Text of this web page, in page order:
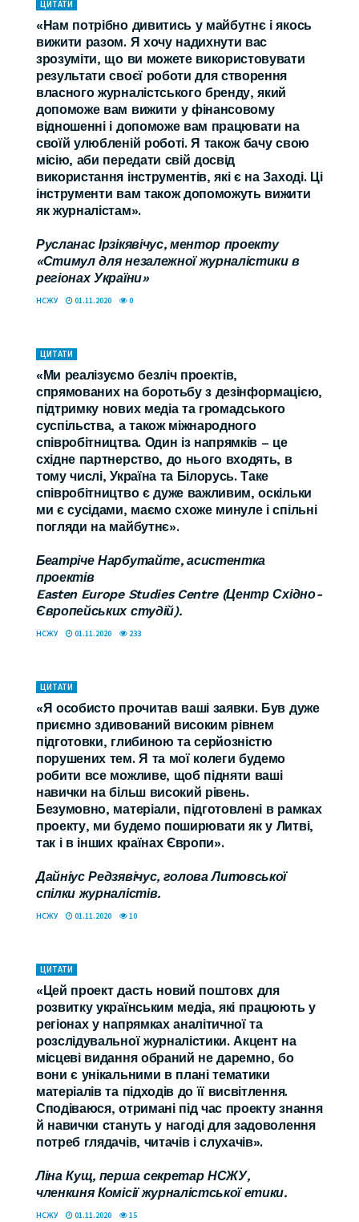
ЦИТАТИ
«Нам потрібно дивитись у майбутнє і якось
вижити разом. Я хочу надихнути вас
зрозуміти, що ви можете використовувати
результати своєї роботи для створення
власного журналістського бренду, який
допоможе вам вижити у фінансовому
відношенні і допоможе вам працювати на
своїй улюбленій роботі. Я також бачу свою
місію, аби передати свій досвід
використання інструментів, які є на Заході. Ці
інструменти вам також допоможуть вижити
як журналістам».
Русланас Ірзікявічус, ментор проекту
«Стимул для незалежної журналістики в
регіонах України»
НСЖУ 01.11.2020 0
ЦИТАТИ
«Ми реалізуємо безліч проектів,
спрямованих на боротьбу з дезінформацією,
підтримку нових медіа та громадського
суспільства, а також міжнародного
співробітництва. Один із напрямків – це
східне партнерство, до нього входять, в
тому числі, Україна та Білорусь. Таке
співробітництво є дуже важливим, оскільки
ми є сусідами, маємо схоже минуле і спільні
погляди на майбутнє».
Беатріче Нарбутайте, асистентка
проектів
Easten Europe Studies Centre (Центр Східно-
Європейських студій).
НСЖУ 01.11.2020 233
ЦИТАТИ
«Я особисто прочитав ваші заявки. Був дуже
приємно здивований високим рівнем
підготовки, глибиною та серйозністю
порушених тем. Я та мої колеги будемо
робити все можливе, щоб підняти ваші
навички на більш високий рівень.
Безумовно, матеріали, підготовлені в рамках
проекту, ми будемо поширювати як у Литві,
так і в інших країнах Європи».
Дайніус Редзявічус, голова Литовської
спілки журналістів.
НСЖУ 01.11.2020 10
ЦИТАТИ
«Цей проект дасть новий поштовх для
розвитку українським медіа, які працюють у
регіонах у напрямках аналітичної та
розслідувальної журналістики. Акцент на
місцеві видання обраний не даремно, бо
вони є унікальними в плані тематики
матеріалів та підходів до її висвітлення.
Сподіваюся, отримані під час проекту знання
й навички стануть у нагоді для задоволення
потреб глядачів, читачів і слухачів».
Ліна Кущ, перша секретар НСЖУ,
членкиня Комісії журналістської етики.
НСЖУ 01.11.2020 15